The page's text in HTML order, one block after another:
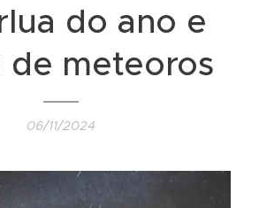
do ano e
de meteoros
06/11/2024